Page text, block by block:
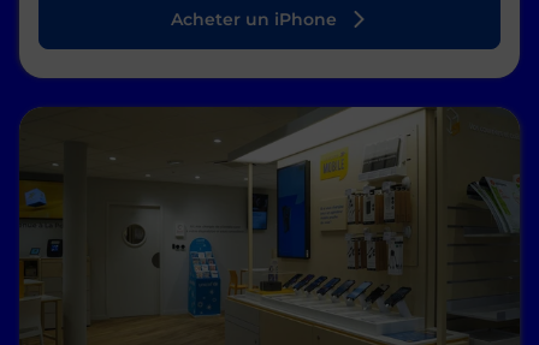
Acheter un iPhone